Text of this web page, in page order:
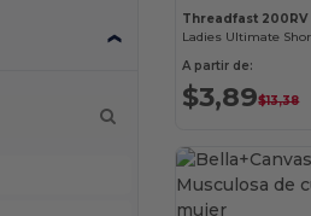
Threadfast 200RV
A partir de:
$3,89$13,38